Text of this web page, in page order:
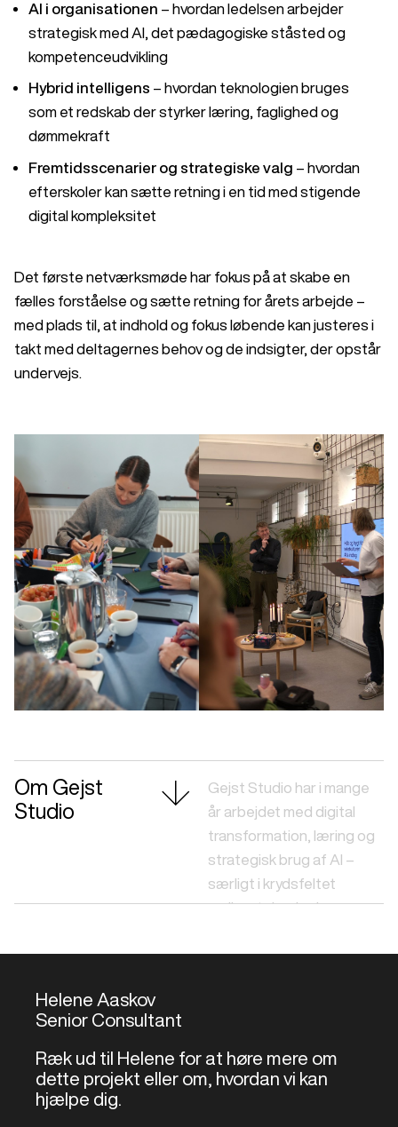
AI i organisationen – hvordan ledelsen arbejder
strategisk med AI, det pædagogiske ståsted og
kompetenceudvikling
Hybrid intelligens – hvordan teknologien bruges
som et redskab der styrker læring, faglighed og
dømmekraft
Fremtidsscenarier og strategiske valg – hvordan
efterskoler kan sætte retning i en tid med stigende
digital kompleksitet
Det første netværksmøde har fokus på at skabe en
fælles forståelse og sætte retning for årets arbejde –
med plads til, at indhold og fokus løbende kan justeres i
takt med deltagernes behov og de indsigter, der opstår
undervejs.
Om Gejst
Studio
Gejst Studio har i mange
år arbejdet med digital
transformation, læring og
strategisk brug af AI –
særligt i krydsfeltet
mellem teknologi,
solid erfaring fra
teknologier ikke bare skal
implementeres, men
Helene Aaskov
Senior Consultant
Ræk ud til Helene for at høre mere om
dette projekt eller om, hvordan vi kan
hjælpe dig.